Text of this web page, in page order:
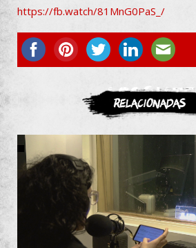
https://fb.watch/81MnG0PaS_/
ASOCIATE
Relacionadas